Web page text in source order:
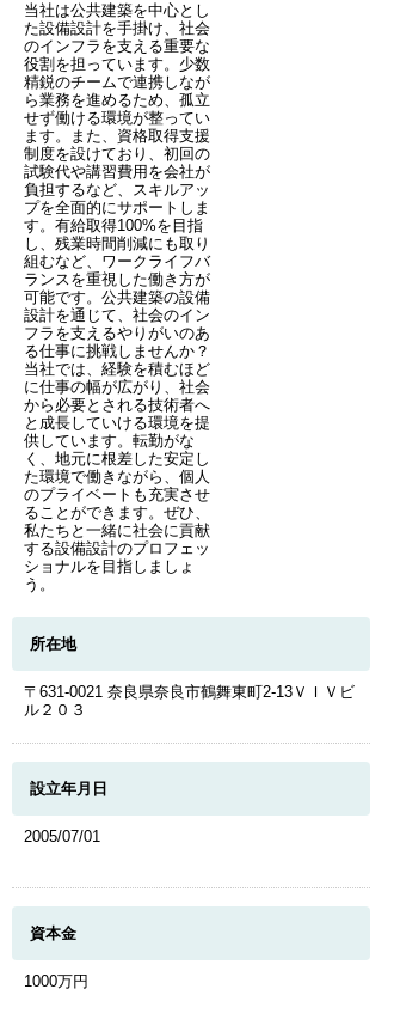
当社は公共建築を中心とし
た設備設計を手掛け、社会
のインフラを支える重要な
役割を担っています。少数
精鋭のチームで連携しなが
ら業務を進めるため、孤立
せず働ける環境が整ってい
ます。また、資格取得支援
制度を設けており、初回の
試験代や講習費用を会社が
負担するなど、スキルアッ
プを全面的にサポートしま
す。有給取得100%を目指
し、残業時間削減にも取り
組むなど、ワークライフバ
ランスを重視した働き方が
可能です。公共建築の設備
設計を通じて、社会のイン
フラを支えるやりがいのあ
る仕事に挑戦しませんか？
当社では、経験を積むほど
に仕事の幅が広がり、社会
から必要とされる技術者へ
と成長していける環境を提
供しています。転勤がな
く、地元に根差した安定し
た環境で働きながら、個人
のプライベートも充実させ
ることができます。ぜひ、
私たちと一緒に社会に貢献
する設備設計のプロフェッ
ショナルを目指しましょ
う。
所在地
〒631-0021 奈良県奈良市鶴舞東町2-13ＶＩＶビ
ル２０３
設立年月日
2005/07/01
資本金
1000万円